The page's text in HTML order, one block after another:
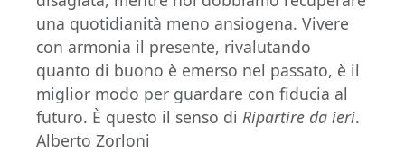
una quotidianità meno ansiogena. Vivere
con armonia il presente, rivalutando
quanto di buono è emerso nel passato, è il
miglior modo per guardare con fiducia al
futuro. È questo il senso di Ripartire da ieri.
Alberto Zorloni